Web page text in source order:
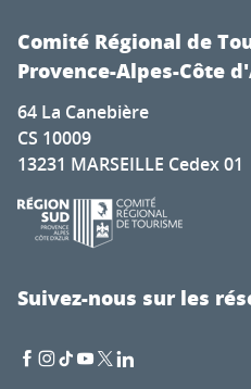
Comité Régional de
Provence-Alpes-Côte
64 La Canebière
CS 10009
13231 MARSEILLE Cedex 01
Suivez-nous sur les